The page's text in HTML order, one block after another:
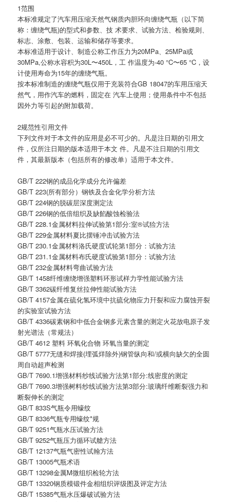
1范围
本标准规定了汽车用压缩天然气钢质内胆环向缠绕气瓶（以下简
称：缠绕气瓶)的型式和参数、技 术要求、试验方法、检验规则、
标志、涂敷、包装、运输和储存等要求。
本标准适用于设计、制造公称工作压力为20MPa、25MPa或
30MPa,公称水容积为30L〜450L，工 作温度为-40 °C〜65 °C，设
计使用寿命为15年的缠绕气瓶。
按本标准制造的缠绕气瓶仅用于充装符合GB 18047的车用压缩天
然气，用作汽车的燃料，固定在 汽车上使用；使用条件中不包括
因外力等引起的附加载荷。
2规范性引用文件
下列文件对于本文件的应用是必不可少的。凡是注日期的引用文
件，仅所注日期的版本适用于本文 件。凡是不注日期的引用文
件，其最新版本（包括所有的修改单）适用于本文件。
GB/T 222钢的成品化学成分允许偏差
GB/T 223(所有部分）钢铁及合金化学分析方法
GB/T 224钢的脱碳层深度测定法
GB/T 226钢的低倍组织及缺餡酸蚀检验法
GB/T 228.1金属材料拉伸试验第1部分:室®试猃方法
GB/T 229金属材料夏比摆锤冲击试验方法
GB/T 230.1金属材料洛氏硬度试轮第1部分：试验方法
GB/T 231.1金属材料布氏硬度试验第1部分：试验方法
GB/T 232金属材料弯曲试验方法
GB/T 1458纤维缠绕增强塑料环形试样力学性能试验方法
GB/T 3362碳纤维复丝拉伸性能试验方法
GB/T 4157金属在硫化氢环境中抗硫化物应力幵裂和应力腐蚀开裂
的实验室试验方法
GB/T 4336碳素钢和中低合金钢多元素含量的测定火花放电原子发
射光谱法（常规法）
GB/T 4612 塑料 环氧化合物 环氧当量的测定
GB/T 5777无缝和焊接(埋弧烊除外)钢管纵向和/或横向缺欠的全圆
周自动超声检测
GB/T 7690.1增强材料纱线试验方法第1部分:线密度的测定
GB/T 7690.3增强树料纱线试验方法第3部分:玻璃纤维断裂强力和
断裂伸长的测定
GB/T 833S气瓶令用蠔纹
GB/T 8336气瓶专用蠔纹*规
GB/T 9251气瓶水压试验方法
GB/T 9252气瓶压力循环试艙方法
GB/T 12137气瓶气密性试翰方法
GB/T 13005气瓶术语
GB/T 13298金厲M微组织检轮方法
GB/T 13320钢质模锻件金相组织评级图及评定方法
GB/T 15385气瓶水压爆破试验方法